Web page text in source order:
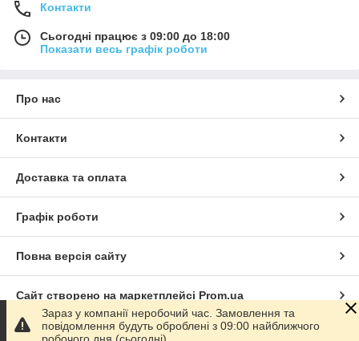
Контакти
Сьогодні працює з 09:00 до 18:00
Показати весь графік роботи
Про нас
Контакти
Доставка та оплата
Графік роботи
Повна версія сайту
Сайт створено на маркетплейсі Prom.ua
Політика конфіденційності
Зараз у компанії неробочий час. Замовлення та
повідомлення будуть оброблені з 09:00 найближчого